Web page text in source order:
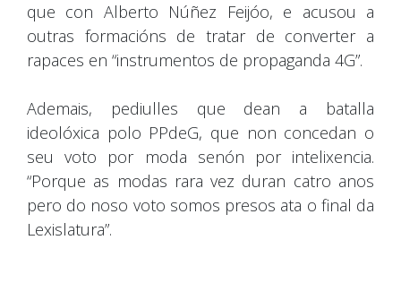
que con Alberto Núñez Feijóo, e acusou a
outras formacións de tratar de converter a
rapaces en “instrumentos de propaganda 4G”.
Ademais, pediulles que dean a batalla
ideolóxica polo PPdeG, que non concedan o
seu voto por moda senón por intelixencia.
“Porque as modas rara vez duran catro anos
pero do noso voto somos presos ata o final da
Lexislatura”.